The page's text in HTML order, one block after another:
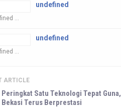
undefined
...
undefined
...
ARTICLE
Peringkat Satu Teknologi Tepat Guna,
Bekasi Terus Berprestasi